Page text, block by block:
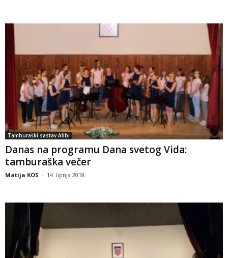
Tamburaški sastav Alibi
Danas na programu Dana svetog Vida:
tamburaška večer
Matija KOS - 14. lipnja 2018.